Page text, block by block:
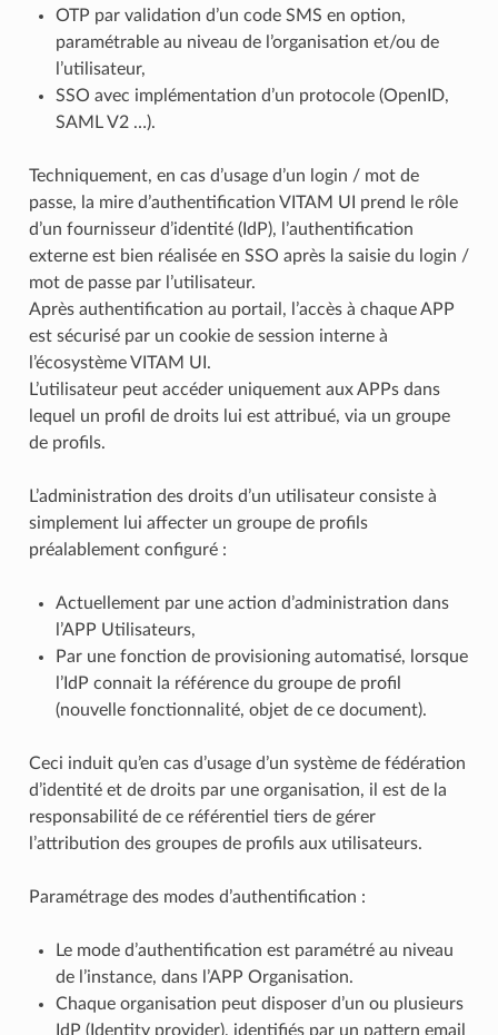
OTP par validation d’un code SMS en option,
paramétrable au niveau de l’organisation et/ou de
l’utilisateur,
SSO avec implémentation d’un protocole (OpenID,
SAML V2 …).
Techniquement, en cas d’usage d’un login / mot de
passe, la mire d’authentification VITAM UI prend le rôle
d’un fournisseur d’identité (IdP), l’authentification
externe est bien réalisée en SSO après la saisie du login /
mot de passe par l’utilisateur.
Après authentification au portail, l’accès à chaque APP
est sécurisé par un cookie de session interne à
l’écosystème VITAM UI.
L’utilisateur peut accéder uniquement aux APPs dans
lequel un profil de droits lui est attribué, via un groupe
de profils.
L’administration des droits d’un utilisateur consiste à
simplement lui affecter un groupe de profils
préalablement configuré :
Actuellement par une action d’administration dans
l’APP Utilisateurs,
Par une fonction de provisioning automatisé, lorsque
l’IdP connait la référence du groupe de profil
(nouvelle fonctionnalité, objet de ce document).
Ceci induit qu’en cas d’usage d’un système de fédération
d’identité et de droits par une organisation, il est de la
responsabilité de ce référentiel tiers de gérer
l’attribution des groupes de profils aux utilisateurs.
Paramétrage des modes d’authentification :
Le mode d’authentification est paramétré au niveau
de l’instance, dans l’APP Organisation.
Chaque organisation peut disposer d’un ou plusieurs
IdP (Identity provider), identifiés par un pattern email